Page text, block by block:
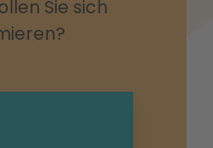
Sie sich